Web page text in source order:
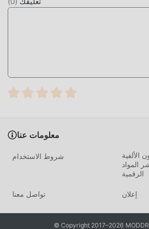
معلومات عنا
شروط الاستخدام
الألفية
المواد
الرقمية
تواصل معنا إعلان
© Copyright 2017–2026